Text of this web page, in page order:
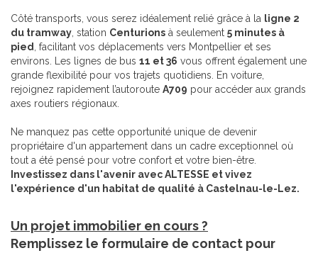
Côté transports, vous serez idéalement relié grâce à la ligne 2
du tramway, station Centurions à seulement 5 minutes à
pied, facilitant vos déplacements vers Montpellier et ses
environs. Les lignes de bus 11 et 36 vous offrent également une
grande flexibilité pour vos trajets quotidiens. En voiture,
rejoignez rapidement l’autoroute A709 pour accéder aux grands
axes routiers régionaux.
Ne manquez pas cette opportunité unique de devenir
propriétaire d'un appartement dans un cadre exceptionnel où
tout a été pensé pour votre confort et votre bien-être.
Investissez dans l'avenir avec ALTESSE et vivez
l'expérience d'un habitat de qualité à Castelnau-le-Lez.
Un projet immobilier en cours ?
Remplissez le formulaire de contact pour